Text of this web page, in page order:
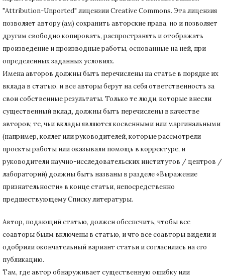
"Attribution-Unported" лицензии Creative Commons. Эта лицензия
позволяет автору (ам) сохранить авторские права, но и позволяет
другим свободно копировать, распространять и отображать
произведение и производные работы, основанные на ней, при
определенных заданных условиях.
Имена авторов должны быть перечислены на статье в порядке их
вклада в статью, и все авторы берут на себя ответственность за
свои собственные результаты. Только те люди, которые внесли
существенный вклад, должны быть перечислены в качестве
авторов; те, чьи вклады являются косвенными или маргинальными
(например, коллег или руководителей, которые рассмотрели
проекты работы или оказывали помощь в корректуре, и
руководители научно-исследовательских институтов / центров /
лабораторий) должны быть названы в разделе «Выражение
признательности» в конце статьи, непосредственно
предшествующему Списку литературы.
Автор, подающий статью, должен обеспечить, чтобы все
соавторы былм включены в статью, и что все соавторы видели и
одобрили окончательный вариант статьи и согласились на его
публикацию.
Там, где автор обнаруживает существенную ошибку или